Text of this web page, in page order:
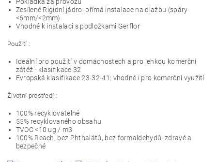
Zesílené Rigidní jádro: přímá instalace na dlažbu (spáry
<6mm/<2mm)
Vhodné k instalaci s podložkami Gerflor
Použití :
Ideální pro použití v domácnostech a pro lehkou komerční
zátěž - klasifikace 32
Evropská klasifikace 23-32-41: vhodné i pro komerční využití
Životní prostředí :
100% recyklovatelné
55% recyklovaného obsahu
TVOC <10 ug / m3
100% Reach, bez Phthalátů, bez formaldehydů: zdravé a
bezpečné